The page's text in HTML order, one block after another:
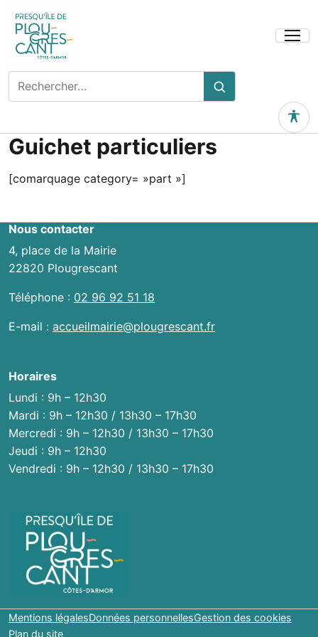
Ouvrir
Rechercher
sur
site
Rechercher
Outils
Guichet particuliers
[comarquage category= »part »]
Nous contacter
4, place de la Mairie
22820 Plougrescant
Téléphone : 02 96 92 51 18
E-mail : accueilmairie@plougrescant.fr
Horaires
Lundi : 9h – 12h30
Mardi : 9h – 12h30 / 13h30 – 17h30
Mercredi : 9h – 12h30 / 13h30 – 17h30
Jeudi : 9h – 12h30
Vendredi : 9h – 12h30 / 13h30 – 17h30
Mentions légalesDonnées personnellesGestion des cookies
Plan du site